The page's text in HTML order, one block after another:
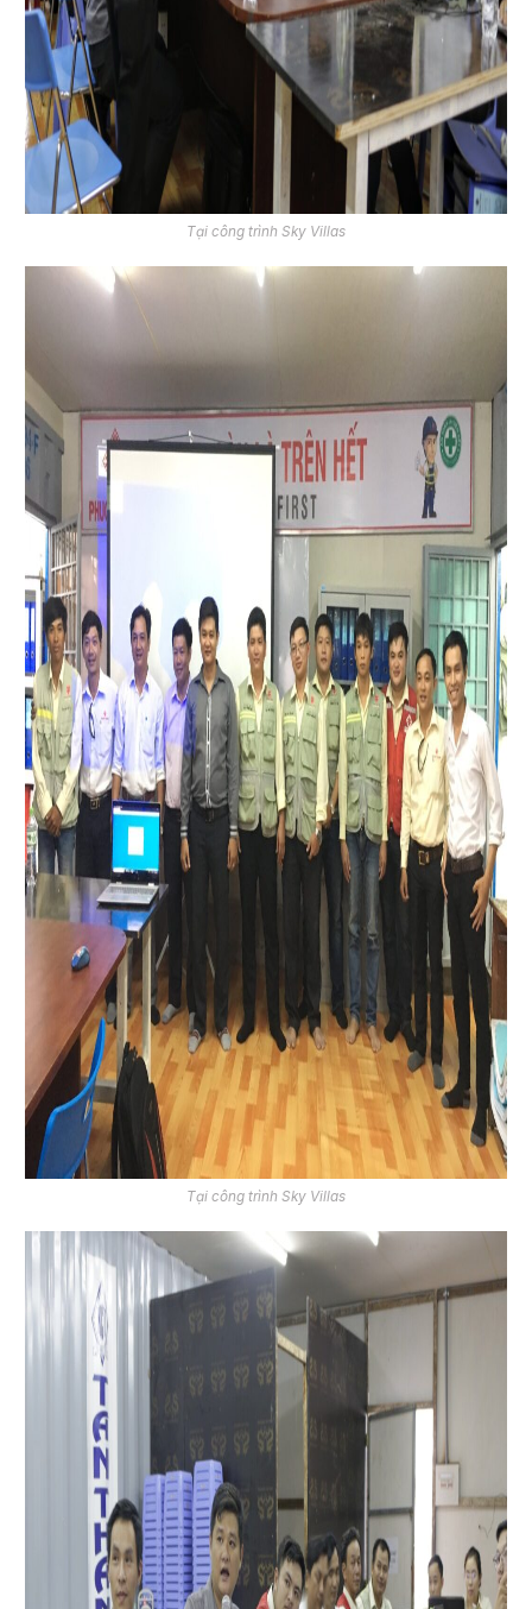
Tại công trình Sky Villas
Tại công trình Sky Villas